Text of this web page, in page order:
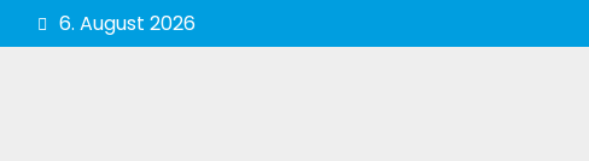
Zum
Inhalt
6. August 2026